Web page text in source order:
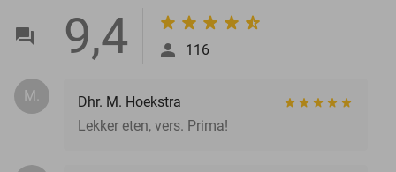
9,4 116
M.
Dhr. M. Hoekstra
Lekker eten, vers. Prima!